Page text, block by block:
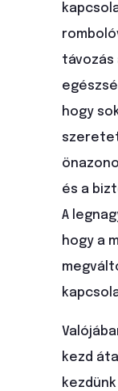
távozás
hogy
és a
A
hogy a
kezd